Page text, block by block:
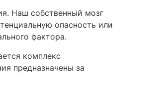
Наш собственный мозг
опасность или
фактора.
комплекс
предназначены за